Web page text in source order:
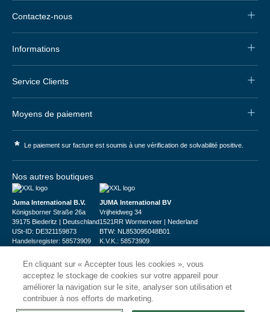
Contactez-nous
Informations
Service Clients
Moyens de paiement
* Le paiement sur facture est soumis à une vérification de solvabilité positive.
Nos autres boutiques
Juma International B.V.
Königsborner Straße 26a
39175 Biederitz | Deutschland
USt-ID: DE321159873
Handelsregister: 58573909
JUMA International BV
Vrijheidweg 34
1521RR Wormerveer | Nederland
BTW: NL853095048B01
K.V.K.: 58573909
© 2026CHRshop
En cliquant sur « Accepter tous les cookies », vous
acceptez le stockage de cookies sur votre appareil pour
améliorer la navigation sur le site, analyser son utilisation et
contribuer à nos efforts de marketing.